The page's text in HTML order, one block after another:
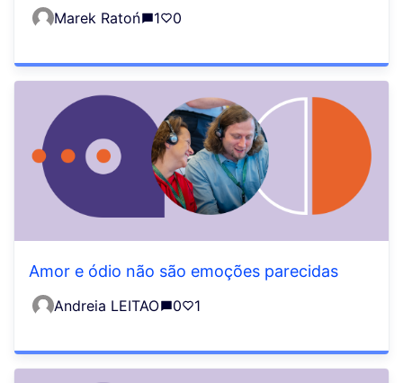
Marek Ratoń 1 0
Amor e ódio não são emoções parecidas
Andreia LEITAO 0 1